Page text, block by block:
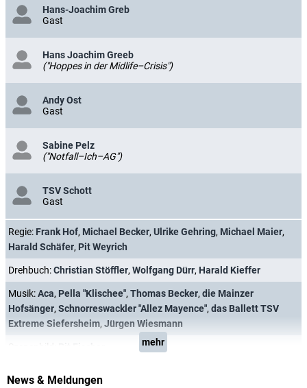
Hans-Joachim Greb
Gast
Hans Joachim Greeb
("Hoppes in der Midlife–Crisis")
Andy Ost
Gast
Sabine Pelz
("Notfall–Ich–AG")
TSV Schott
Gast
Regie: Frank Hof, Michael Becker, Ulrike Gehring, Michael Maier,
Harald Schäfer, Pit Weyrich
Drehbuch:Christian Stöffler, Wolfgang Dürr, Harald Kieffer
Musik:Aca, Pella "Klischee", Thomas Becker, die Mainzer
Hofsänger, Schnorreswackler "Allez Mayence", das Ballett TSV
Extreme Siefersheim, Jürgen Wiesmann
mehr
News & Meldungen